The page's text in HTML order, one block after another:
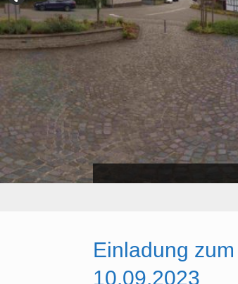
Einladung
10.09.2023